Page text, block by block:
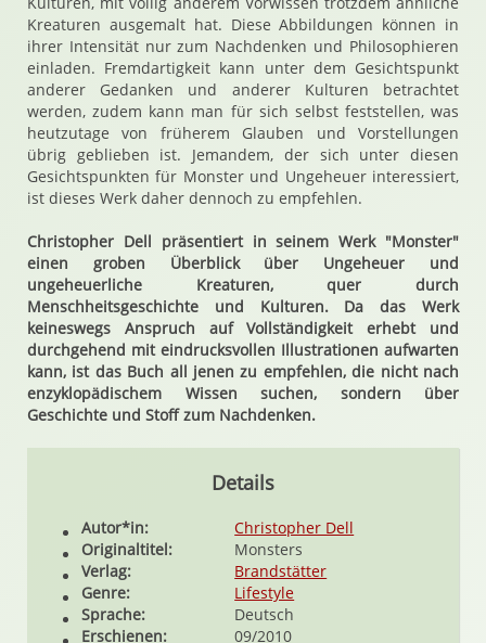
Kreaturen ausgemalt hat. Diese Abbildungen können in
ihrer Intensität nur zum Nachdenken und Philosophieren
einladen. Fremdartigkeit kann unter dem Gesichtspunkt
anderer Gedanken und anderer Kulturen betrachtet
werden, zudem kann man für sich selbst feststellen, was
heutzutage von früherem Glauben und Vorstellungen
übrig geblieben ist. Jemandem, der sich unter diesen
Gesichtspunkten für Monster und Ungeheuer interessiert,
ist dieses Werk daher dennoch zu empfehlen.
Christopher Dell präsentiert in seinem Werk "Monster"
einen groben Überblick über Ungeheuer und
ungeheuerliche Kreaturen, quer durch
Menschheitsgeschichte und Kulturen. Da das Werk
keineswegs Anspruch auf Vollständigkeit erhebt und
durchgehend mit eindrucksvollen Illustrationen aufwarten
kann, ist das Buch all jenen zu empfehlen, die nicht nach
enzyklopädischem Wissen suchen, sondern über
Geschichte und Stoff zum Nachdenken.
Details
Autor*in:
Christopher Dell
Originaltitel:
Monsters
Verlag:
Brandstätter
Genre:
Lifestyle
Sprache:
Deutsch
Erschienen:
09/2010